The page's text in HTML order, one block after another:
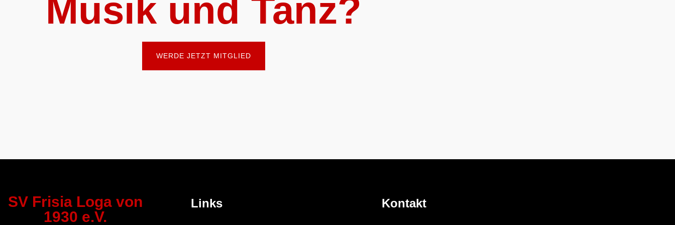
Musik und Tanz?
WERDE JETZT MITGLIED
SV Frisia Loga von
1930 e.V.
Links Kontakt